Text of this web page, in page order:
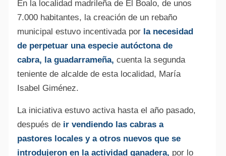
En la localidad madrileña de El Boalo, de unos
7.000 habitantes, la creación de un rebaño
municipal estuvo incentivada por la necesidad
de perpetuar una especie autóctona de
cabra, la guadarrameña, cuenta la segunda
teniente de alcalde de esta localidad, María
Isabel Giménez.
La iniciativa estuvo activa hasta el año pasado,
después deir vendiendo las cabras a
pastores locales y a otros nuevos que se
introdujeron en la actividad ganadera, por lo